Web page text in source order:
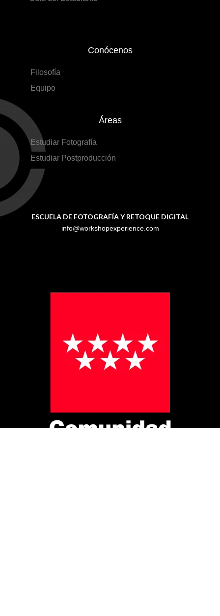
Conócenos
Filosofía
Equipo
Áreas
Estudiar Fotografía
Estudiar Postproducción
ESCUELA DE FOTOGRAFÍA Y RETOQUE DIGITAL
info@workshopexperience.com